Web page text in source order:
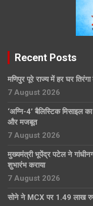
Recent Posts
मणिपुर पूरे राज्य में हर घर
7 August 2026
‘अग्नि-4’ बैलिस्टिक मिसाइल
और मजबूत
7 August 2026
मुख्यमंत्री भूपेंद्र पटेल ने
शुभारंभ कराया
7 August 2026
सोने ने MCX पर 1.49 लाख